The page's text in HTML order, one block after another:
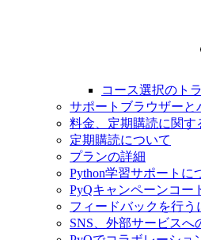
コース選択のト
サポートブラウザーと
料金、定期購読に関す
定期購読について
プランの詳細
Python学習サポートに
PyQキャンペーンコー
フィードバックを行う
SNS、外部サービスへ